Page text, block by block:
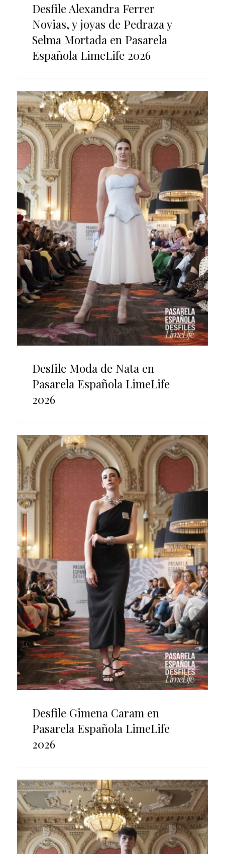
Desfile Alexandra Ferrer
Novias, y joyas de Pedraza y
Selma Mortada en Pasarela
Española LimeLife 2026
Desfile Moda de Nata en
Pasarela Española LimeLife
2026
Desfile Gimena Caram en
Pasarela Española LimeLife
2026